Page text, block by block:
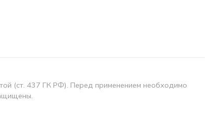
(ст. 437 ГК РФ). Перед применением необходимо